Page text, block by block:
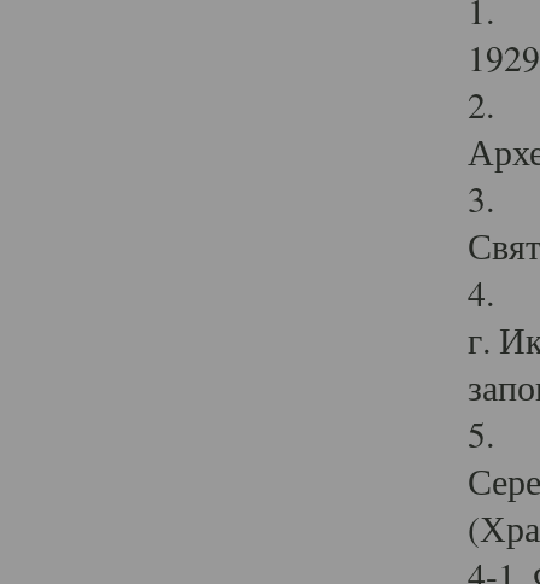
1.
2.
3.
4.
г.
5.